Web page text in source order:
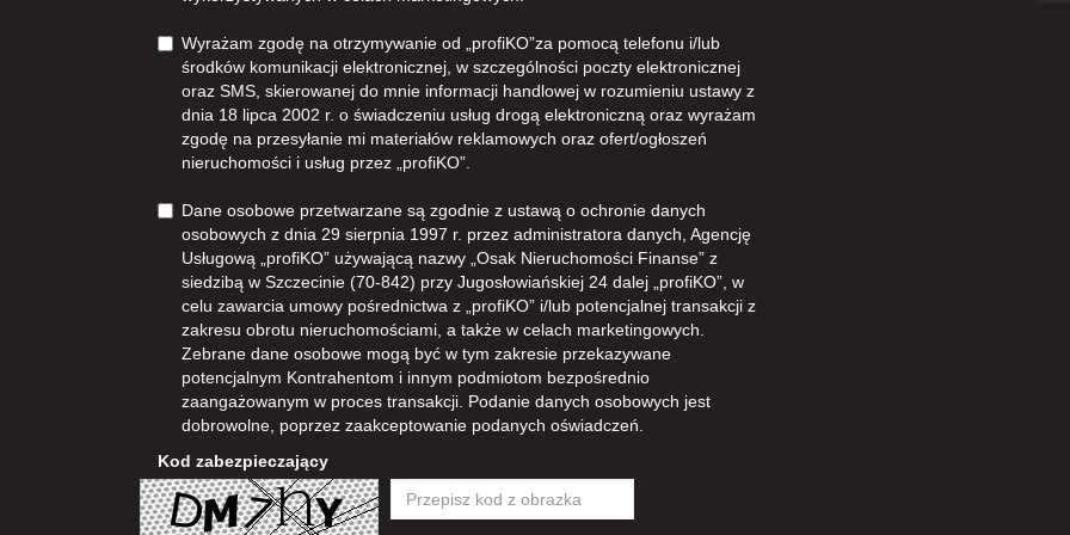
Wyrażam zgodę na otrzymywanie od „profiKO”za pomocą telefonu i/lub
środków komunikacji elektronicznej, w szczególności poczty elektronicznej
oraz SMS, skierowanej do mnie informacji handlowej w rozumieniu ustawy z
dnia 18 lipca 2002 r. o świadczeniu usług drogą elektroniczną oraz wyrażam
zgodę na przesyłanie mi materiałów reklamowych oraz ofert/ogłoszeń
nieruchomości i usług przez „profiKO”.
Dane osobowe przetwarzane są zgodnie z ustawą o ochronie danych
osobowych z dnia 29 sierpnia 1997 r. przez administratora danych, Agencję
Usługową „profiKO” używającą nazwy „Osak Nieruchomości Finanse” z
siedzibą w Szczecinie (70-842) przy Jugosłowiańskiej 24 dalej „profiKO”, w
celu zawarcia umowy pośrednictwa z „profiKO” i/lub potencjalnej transakcji z
zakresu obrotu nieruchomościami, a także w celach marketingowych.
Zebrane dane osobowe mogą być w tym zakresie przekazywane
potencjalnym Kontrahentom i innym podmiotom bezpośrednio
zaangażowanym w proces transakcji. Podanie danych osobowych jest
dobrowolne, poprzez zaakceptowanie podanych oświadczeń.
Kod zabezpieczający